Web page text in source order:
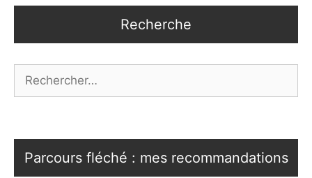
Recherche
Parcours fléché : mes recommandations